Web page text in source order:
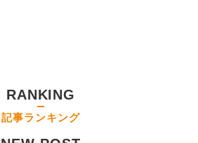
RANKING
記事ランキング